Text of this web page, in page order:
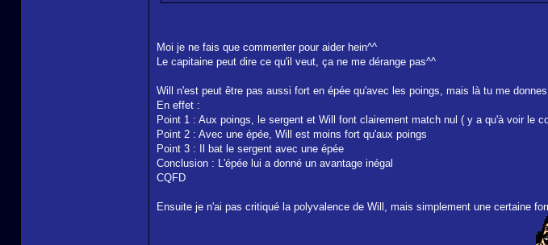
Moi je ne fais que commenter pour aider hein^^
Le capitaine peut dire ce qu'il veut, ça ne me dérange pas^^
Will n'est peut être pas aussi fort en épée qu'avec les poings, mais là tu me
En effet :
Point 1 : Aux poings, le sergent et Will font clairement match nul ( y a qu'à voir le
Point 2 : Avec une épée, Will est moins fort qu'aux poings
Point 3 : Il bat le sergent avec une épée
Conclusion : L'épée lui a donné un avantage inégal
CQFD
Ensuite je n'ai pas critiqué la polyvalence de Will, mais simplement une certaine